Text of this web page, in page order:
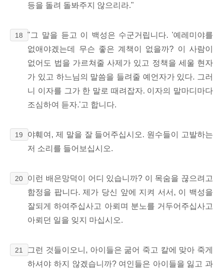
등을 돌려 돌봐주지 않으리라."
18
"그 말을 듣고 이 백성은 수군거립니다. '예레미야를
없애야겠는데 무슨 좋은 계책이 없을까? 이 사람이
없어도 법을 가르쳐줄 사제가 있고 정책을 세울 현자
가 있고 하느님의 말씀을 들려줄 예언자가 있다. 그러
니 이자를 그가 한 말로 때려잡자. 이자의 말마디마다
조심하여 듣자.'고 합니다.
19
야훼여, 제 말을 잘 들어주십시오. 원수들이 고발하는
저 소리를 들어보십시오.
20
이런 배은망덕이 어디 있습니까? 이 목숨을 끊으려고
함정을 팝니다. 제가 당신 앞에 지켜 서서, 이 백성을
잘되게 하여주십사고 아뢰며 분노를 거두어주십사고
아뢰던 일을 잊지 마십시오.
21
그런 것들이오니, 아이들은 굶어 죽고 칼에 맞아 죽게
하셔야 하지 않겠습니까? 여인들은 아이들을 잃고 과